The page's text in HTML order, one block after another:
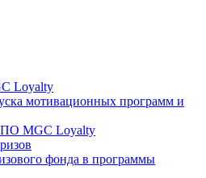
Loyalty
мотивационных программ и
MGC Loyalty
фонда в программы